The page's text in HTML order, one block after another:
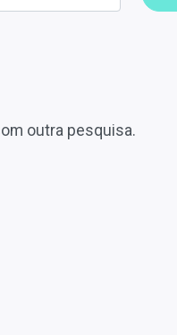
outra pesquisa.